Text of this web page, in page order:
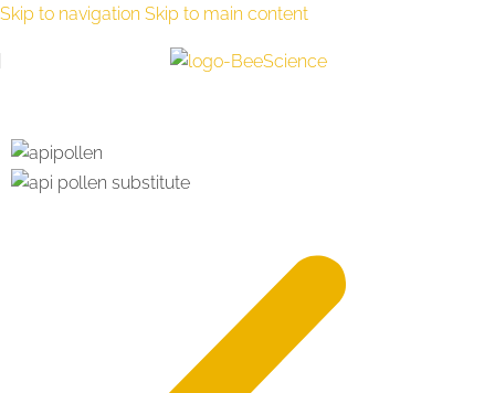
Skip to navigation Skip to main content